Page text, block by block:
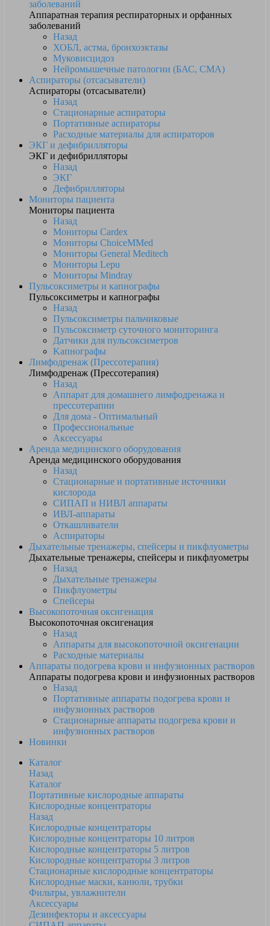
заболеваний
Аппаратная терапия респираторных и орфанных
заболеваний
Назад
ХОБЛ, астма, бронхоэктазы
Муковисцидоз
Нейромышечные патологии (БАС, СМА)
Аспираторы (отсасыватели)
Аспираторы (отсасыватели)
Назад
Стационарные аспираторы
Портативные аспираторы
Расходные материалы для аспираторов
ЭКГ и дефибрилляторы
ЭКГ и дефибрилляторы
Назад
ЭКГ
Дефибрилляторы
Мониторы пациента
Мониторы пациента
Назад
Мониторы Cardex
Мониторы ChoiceMMed
Мониторы General Meditech
Мониторы Lepu
Мониторы Mindray
Пульсоксиметры и капнографы
Пульсоксиметры и капнографы
Назад
Пульсоксиметры пальчиковые
Пульсоксиметр суточного мониторинга
Датчики для пульсоксиметров
Kапнографы
Лимфодренаж (Прессотерапия)
Лимфодренаж (Прессотерапия)
Назад
Аппарат для домашнего лимфодренажа и
прессотерапии
Для дома - Оптимальный
Профессиональные
Аксессуары
Аренда медицинского оборудования
Аренда медицинского оборудования
Назад
Стационарные и портативные источники
кислорода
СИПАП и НИВЛ аппараты
ИВЛ-аппараты
Откашливатели
Аспираторы
Дыхательные тренажеры, спейсеры и пикфлуометры
Дыхательные тренажеры, спейсеры и пикфлуометры
Назад
Дыхательные тренажеры
Пикфлуометры
Спейсеры
Высокопоточная оксигенация
Высокопоточная оксигенация
Назад
Аппараты для высокопоточной оксигенации
Расходные материалы
Аппараты подогрева крови и инфузионных растворов
Аппараты подогрева крови и инфузионных растворов
Назад
Портативные аппараты подогрева крови и
инфузионных растворов
Стационарные аппараты подогрева крови и
инфузионных растворов
Новинки
Каталог
Назад
Каталог
Портативные кислородные аппараты
Кислородные концентраторы
Назад
Кислородные концентраторы
Кислородные концентраторы 10 литров
Кислородные концентраторы 5 литров
Кислородные концентраторы 3 литров
Стационарные кислородные концентраторы
Кислородные маски, канюли, трубки
Фильтры, увлажнители
Аксессуары
Дезинфекторы и аксессуары